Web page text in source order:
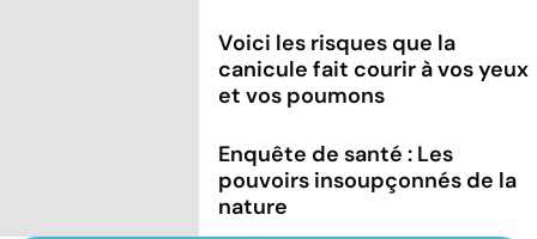
Voici les risques que la
canicule fait courir à vos yeux
et vos poumons
Enquête de santé : Les
pouvoirs insoupçonnés de la
nature